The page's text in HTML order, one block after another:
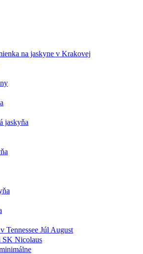
na jaskyne v Krakovej
jaskyňa
Tennessee Júl August
SK Nicolaus